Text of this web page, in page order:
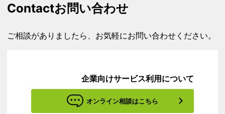
Contactお問い合わせ
ご相談がありましたら、お気軽にお問い合わせください。
企業向けサービス利用について
オンライン相談はこちら